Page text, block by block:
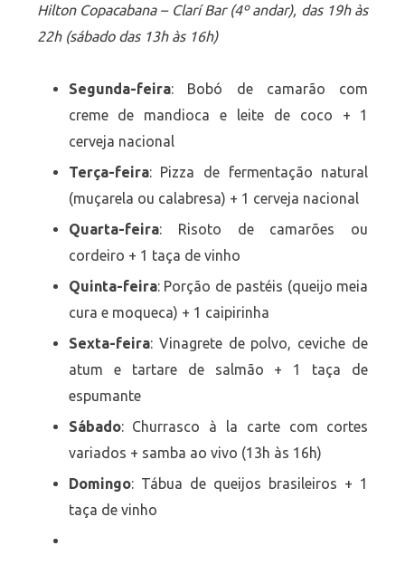
Hilton Copacabana – Clarí Bar (4º andar), das 19h às
22h (sábado das 13h às 16h)
Segunda-feira: Bobó de camarão com
creme de mandioca e leite de coco + 1
cerveja nacional
Terça-feira: Pizza de fermentação natural
(muçarela ou calabresa) + 1 cerveja nacional
Quarta-feira: Risoto de camarões ou
cordeiro + 1 taça de vinho
Quinta-feira: Porção de pastéis (queijo meia
cura e moqueca) + 1 caipirinha
Sexta-feira: Vinagrete de polvo, ceviche de
atum e tartare de salmão + 1 taça de
espumante
Sábado: Churrasco à la carte com cortes
variados + samba ao vivo (13h às 16h)
Domingo: Tábua de queijos brasileiros + 1
taça de vinho